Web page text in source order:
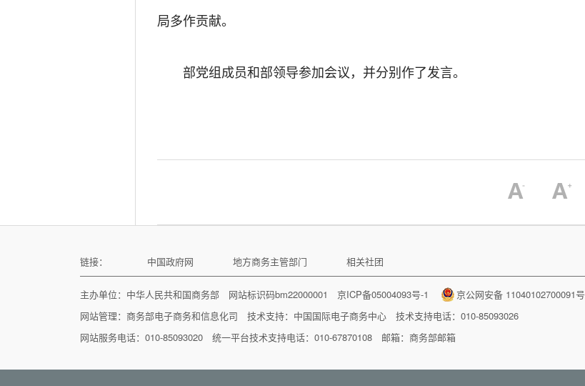
局多作贡献。
部党组成员和部领导参加会议，并分别作了发言。
链接： 中国政府网 地方商务主管部门 相关社团
主办单位：中华人民共和国商务部 网站标识码bm22000001京ICP备05004093号-1
京公网安备 11040102700091号
网站管理：商务部电子商务和信息化司 技术支持： 中国国际电子商务中心 技术支持电话：010-85093026
网站服务电话：010-85093020 统一平台技术支持电话：010-67870108 邮箱：商务部邮箱